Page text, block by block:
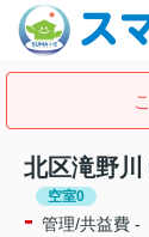
北区滝野
空室0
- 管理/共益費 -